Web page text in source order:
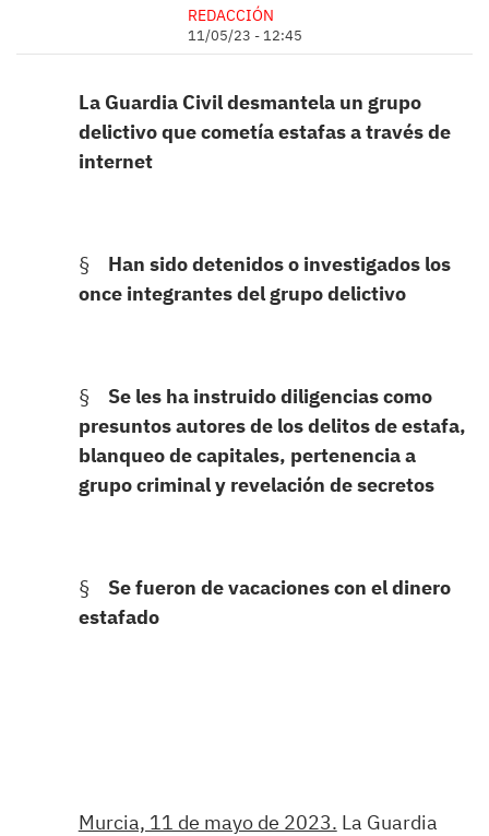
REDACCIÓN
11/05/23 - 12:45
La Guardia Civil desmantela un grupo
delictivo que cometía estafas a través de
internet
§ Han sido detenidos o investigados los
once integrantes del grupo delictivo
§ Se les ha instruido diligencias como
presuntos autores de los delitos de estafa,
blanqueo de capitales, pertenencia a
grupo criminal y revelación de secretos
§ Se fueron de vacaciones con el dinero
estafado
Murcia, 11 de mayo de 2023. La Guardia